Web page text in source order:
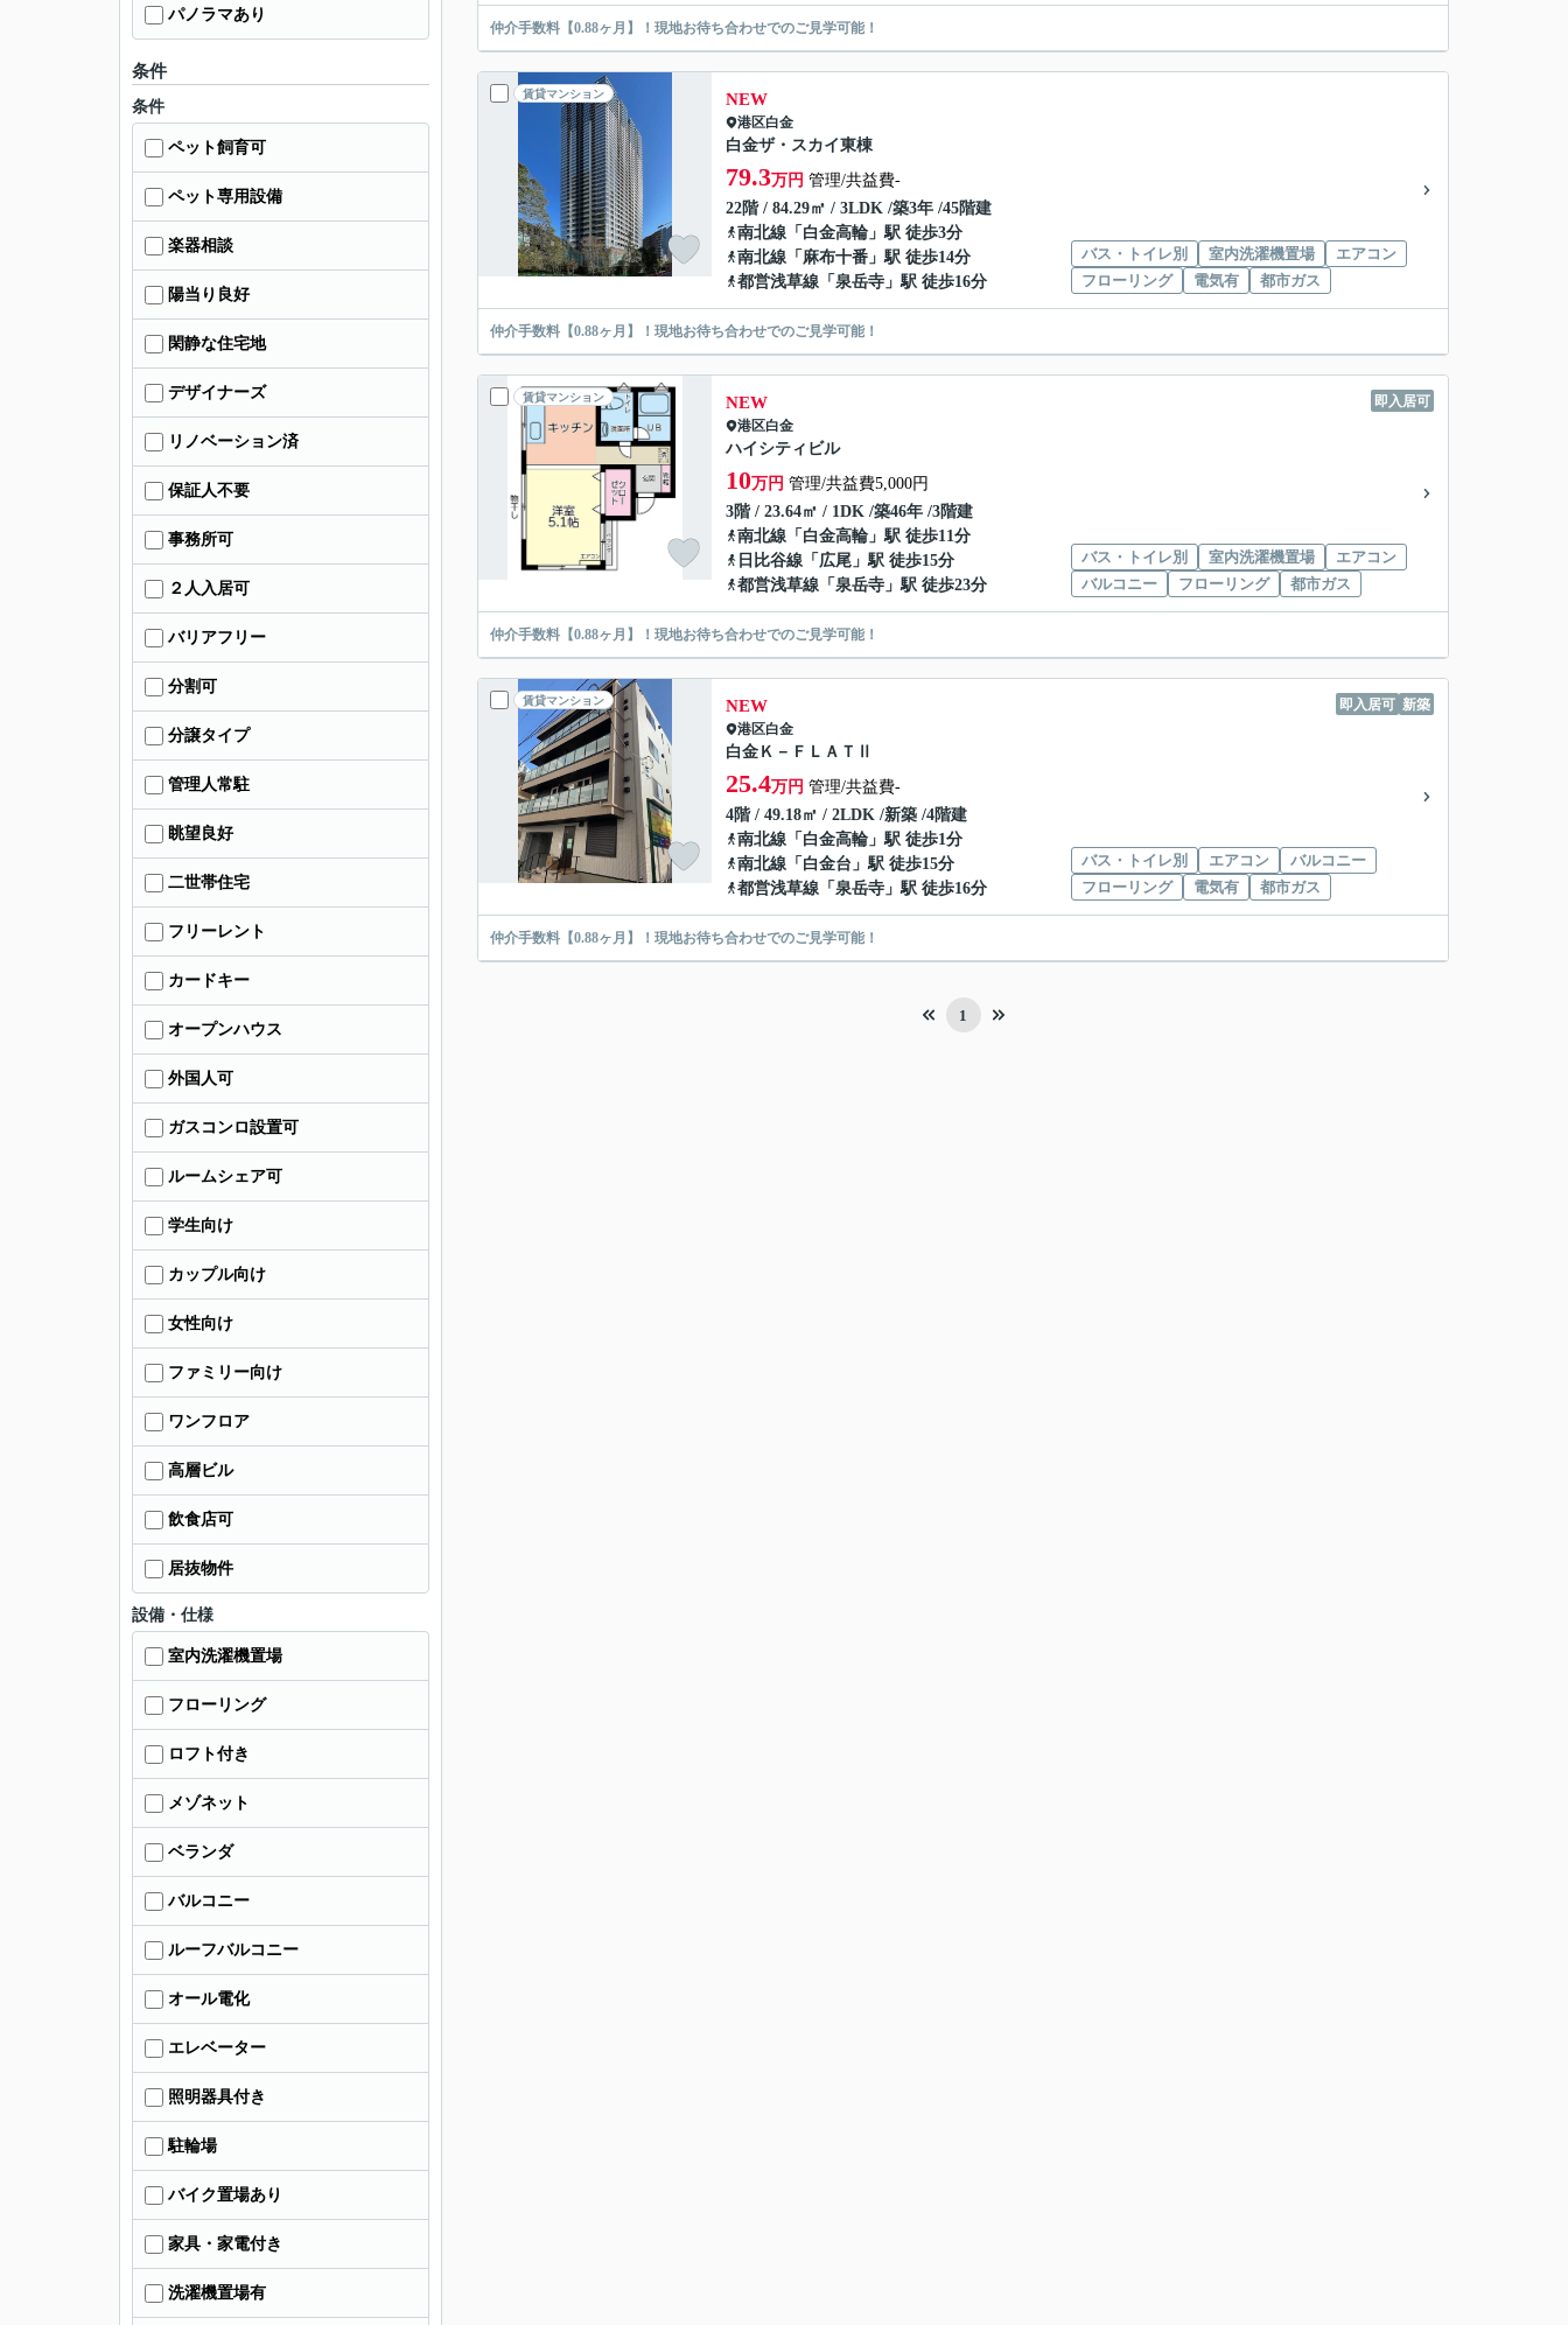
仲介手数料【0.88ヶ月】！現地お待ち合わせでのご見学可能！
賃貸マンション NEW
港区白金
白金ザ・スカイ東棟
79.3万円 管理/共益費-
22階 / 84.29㎡ / 3LDK /築3年 /45階建
南北線 「 白金高輪 」駅 徒歩3分
南北線 「 麻布十番 」駅 徒歩14分
都営浅草線 「 泉岳寺 」駅 徒歩16分
バス・トイレ別 室内洗濯機置場
エアコン
フローリング
電気有 都市ガス
仲介手数料【0.88ヶ月】！現地お待ち合わせでのご見学可能！
賃貸マンション 即入居可
NEW
港区白金
ハイシティビル
10万円 管理/共益費5,000円
3階 / 23.64㎡ / 1DK /築46年 /3階建
南北線 「 白金高輪 」駅 徒歩11分
日比谷線 「 広尾 」駅 徒歩15分
都営浅草線 「 泉岳寺 」駅 徒歩23分
バス・トイレ別 室内洗濯機置場
エアコン
バルコニー
フローリング 都市ガス
仲介手数料【0.88ヶ月】！現地お待ち合わせでのご見学可能！
賃貸マンション 即入居可 新築
NEW
港区白金
白金Ｋ－ＦＬＡＴⅡ
25.4万円 管理/共益費-
4階 / 49.18㎡ / 2LDK /新築 /4階建
南北線 「 白金高輪 」駅 徒歩1分
南北線 「 白金台 」駅 徒歩15分
都営浅草線 「 泉岳寺 」駅 徒歩16分
バス・トイレ別 エアコン
バルコニー
フローリング
電気有 都市ガス
仲介手数料【0.88ヶ月】！現地お待ち合わせでのご見学可能！
1
パノラマあり
条件
条件
ペット飼育可
ペット専用設備
楽器相談
陽当り良好
閑静な住宅地
デザイナーズ
リノベーション済
保証人不要
事務所可
２人入居可
バリアフリー
分割可
分譲タイプ
管理人常駐
眺望良好
二世帯住宅
フリーレント
カードキー
オープンハウス
外国人可
ガスコンロ設置可
ルームシェア可
学生向け
カップル向け
女性向け
ファミリー向け
ワンフロア
高層ビル
飲食店可
居抜物件
設備・仕様
室内洗濯機置場
フローリング
ロフト付き
メゾネット
ベランダ
バルコニー
ルーフバルコニー
オール電化
エレベーター
照明器具付き
駐輪場
バイク置場あり
家具・家電付き
洗濯機置場有